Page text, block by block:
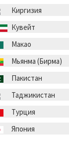
Киргизия
Кувейт
Макао
Мьянма (Бирма)
Пакистан
Таджикистан
Турция
Япония